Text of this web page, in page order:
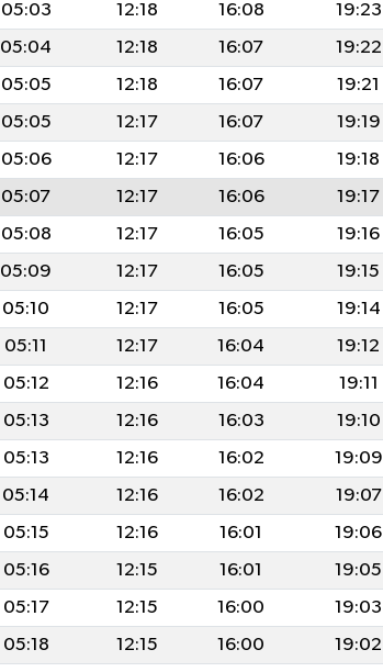
05:03 12:18 16:08 19:23
05:04 12:18 16:07 19:22
05:05 12:18 16:07 19:21
05:05 12:17 16:07 19:19
05:06 12:17 16:06 19:18
05:07 12:17 16:06 19:17
05:08 12:17 16:05 19:16
05:09 12:17 16:05 19:15
05:10 12:17 16:05 19:14
05:11 12:17 16:04 19:12
05:12 12:16 16:04 19:11
05:13 12:16 16:03 19:10
05:13 12:16 16:02 19:09
05:14 12:16 16:02 19:07
05:15 12:16 16:01 19:06
05:16 12:15 16:01 19:05
05:17 12:15 16:00 19:03
05:18 12:15 16:00 19:02